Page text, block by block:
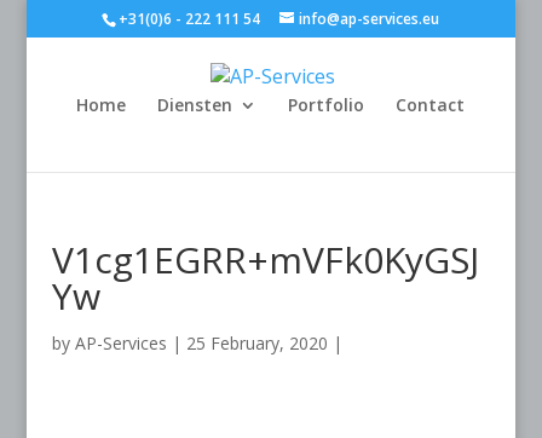
+31(0)6 - 222 111 54 info@ap-services.eu
Home Diensten Portfolio Contact
V1cg1EGRR+mVFk0KyGSJ
Yw
by AP-Services | 25 February, 2020 |